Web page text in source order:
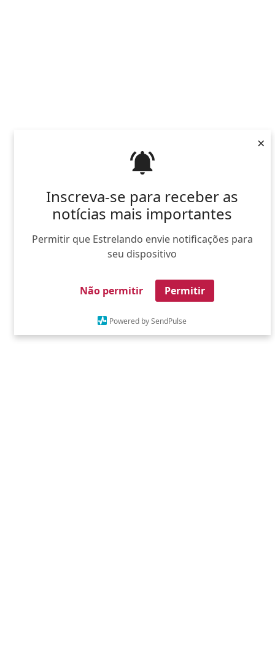
Inscreva-se para receber as
notícias mais importantes
Permitir que Estrelando envie notificações para
seu dispositivo
Não permitir Permitir
Powered by SendPulse
×